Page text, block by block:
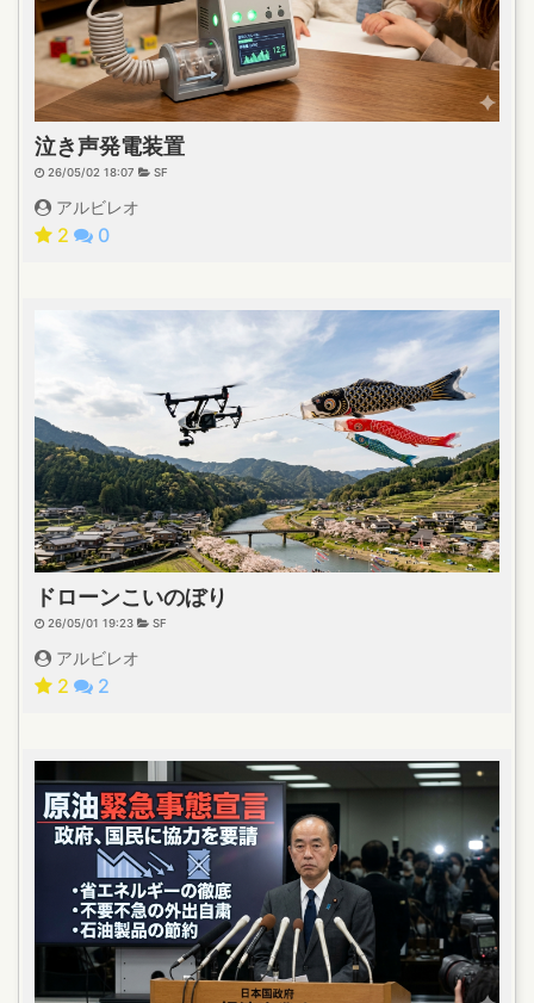
泣き声発電装置
26/05/02 18:07 SF
アルビレオ
2 0
ドローンこいのぼり
26/05/01 19:23 SF
アルビレオ
2 2